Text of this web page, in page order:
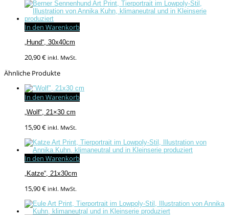
In den Warenkorb
„Hund“, 30x40cm
20,90€ inkl. MwSt.
Ähnliche Produkte
In den Warenkorb
„Wolf“, 21×30 cm
15,90€ inkl. MwSt.
In den Warenkorb
„Katze“, 21x30cm
15,90€ inkl. MwSt.